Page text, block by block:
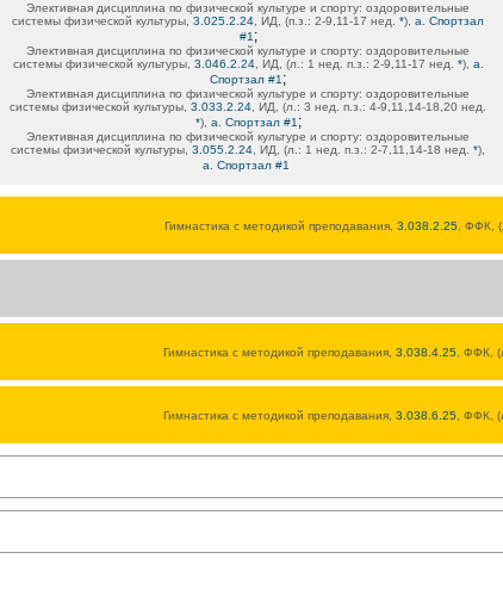
Элективная дисциплина по физической культуре и спорту: оздоровительные
системы физической культуры, 3.025.2.24 , ИД, (п.з.: 2-9,11-17 нед. *), а. Спортзал
#1 ;
Элективная дисциплина по физической культуре и спорту: оздоровительные
системы физической культуры, 3.046.2.24, ИД, (л.: 1 нед. п.з.: 2-9,11-17 нед. *), а.
Спортзал #1 ;
Элективная дисциплина по физической культуре и спорту: оздоровительные
системы физической культуры, 3.033.2.24 , ИД, (л.: 3 нед. п.з.: 4-9,11,14-18,20 нед.
*), а. Спортзал #1 ;
Элективная дисциплина по физической культуре и спорту: оздоровительные
системы физической культуры, 3.055.2.24 , ИД, (л.: 1 нед. п.з.: 2-7,11,14-18 нед. *),
а. Спортзал #1
Гимнастика с методикой преподавания, 3.038.2.25, ФФК,
Гимнастика с методикой преподавания, 3.038.4.25 , ФФК,
Гимнастика с методикой преподавания, 3.038.6.25 , ФФК,